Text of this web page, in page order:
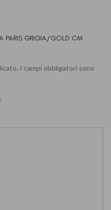
PARIS GRIGIA/GOLD CM
I campi obbligatori sono